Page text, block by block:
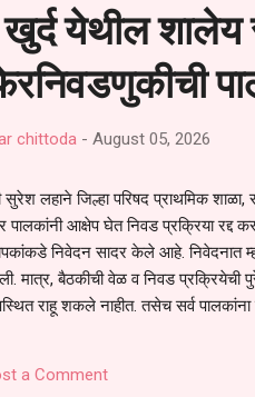
खुर्द येथील शालेय
chittoda - August 05, 2026
सुरेश लहाने जिल्हा परिषद प्राथमिक
पालकांनी आक्षेप घेत निवड प्रक्रिया
निवेदन सादर केले आहे.
मात्र, बैठकीची वेळ व निवड प्रक्रियेची
राहू शकले नाहीत. तसेच सर्व पालकांना
घेण्यात यावी, अशी मागणी पालकांनी
शिक्षण अधिकारी, परतूर यांनाही
a Comment